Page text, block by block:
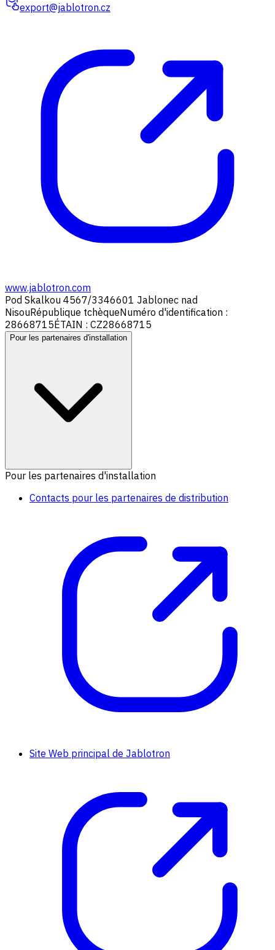
export@jablotron.cz
www.jablotron.com
Pod Skalkou 4567/3346601 Jablonec nad
NisouRépublique tchèqueNuméro d'identification :
28668715ÉTAIN : CZ28668715
Pour les partenaires d'installation
Pour les partenaires d'installation
Contacts pour les partenaires de distribution
Site Web principal de Jablotron